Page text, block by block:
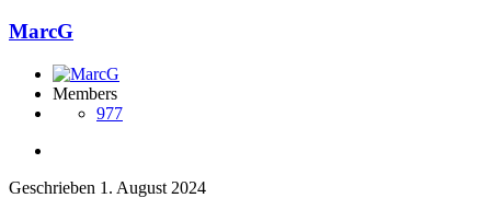
MarcG
Members
977
Geschrieben 1. August 2024